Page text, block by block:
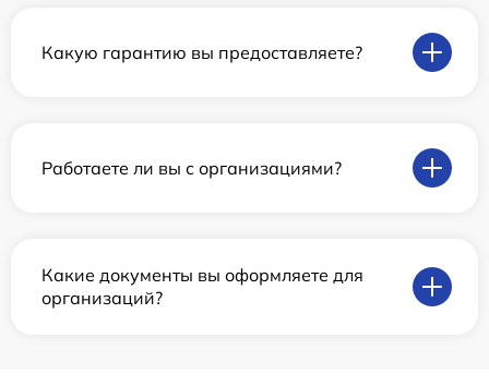
Какую гарантию вы предоставляете?
Работаете ли вы с организациями?
Какие документы вы оформляете для
организаций?